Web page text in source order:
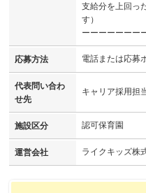
支給分を上回っ
す）
ーーーーーーー
応募方法 電話または応募
代表問い合わ
せ先
キャリア採用担
施設区分 認可保育園
運営会社 ライクキッズ株